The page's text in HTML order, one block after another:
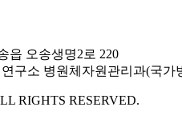
읍 오송생명2로 220
구소 병원체자원관리과(국가
RIGHTS RESERVED.